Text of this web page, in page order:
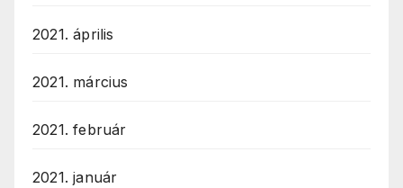
2021. április
2021. március
2021. február
2021. január